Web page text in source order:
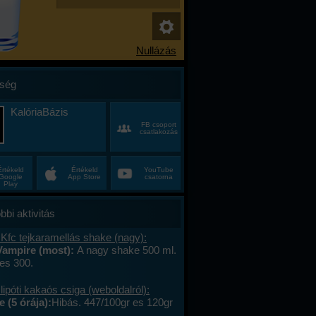
KalóriaBázis
FB csoport
csatlakozás
Play
Értékeld
App Store
YouTube
csatorna
aktivitás
tejkaramellás shake (nagy):
(most): A nagy shake 500 ml.
300.
kakaós csiga (weboldalról):
(5 órája):Hibás. 447/100gr es 120gr